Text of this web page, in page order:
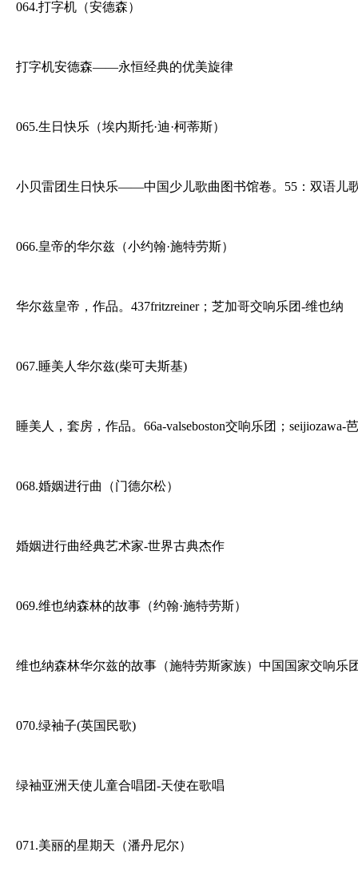
064.打字机（安德森）
打字机安德森——永恒经典的优美旋律
065.生日快乐（埃内斯托·迪·柯蒂斯）
小贝雷团生日快乐——中国少儿歌曲图书馆卷。55：双语儿
066.皇帝的华尔兹（小约翰·施特劳斯）
华尔兹皇帝，作品。437fritzreiner；芝加哥交响乐团-维也纳
067.睡美人华尔兹(柴可夫斯基)
睡美人，套房，作品。66a-valseboston交响乐团；
068.婚姻进行曲（门德尔松）
婚姻进行曲经典艺术家-世界古典杰作
069.维也纳森林的故事（约翰·施特劳斯）
维也纳森林华尔兹的故事（施特劳斯家族）中国国家交响乐
070.绿袖子(英国民歌)
绿袖亚洲天使儿童合唱团-天使在歌唱
071.美丽的星期天（潘丹尼尔）